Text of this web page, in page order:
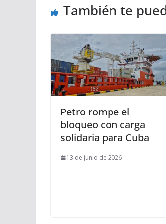
También te
Petro rompe el
bloqueo con carga
solidaria para Cuba
13 de junio de 2026